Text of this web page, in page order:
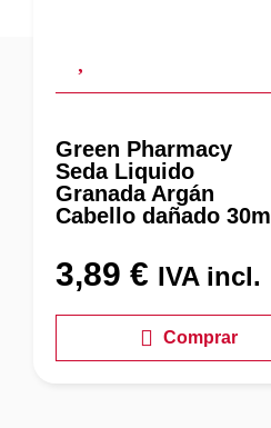
Green Pharmacy
Seda Liquido
Granada Argán
Cabello dañado 30ml
3,89 € IVA incl.
Comprar